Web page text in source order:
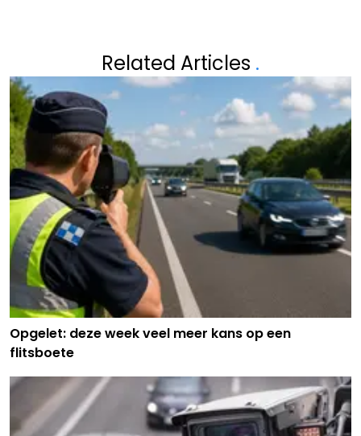
Related Articles .
Opgelet: deze week veel meer kans op een
flitsboete